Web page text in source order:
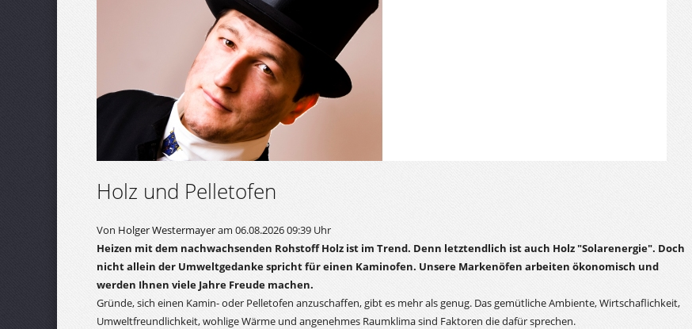
Holz und Pelletofen
Von Holger Westermayeram 06.08.2026 09:39 Uhr
Heizen mit dem nachwachsenden Rohstoff Holz ist im Trend. Denn letztendlich ist auch Holz "Solarenergie". Doch
nicht allein der Umweltgedanke spricht für einen Kaminofen. Unsere Markenöfen arbeiten ökonomisch und
werden Ihnen viele Jahre Freude machen.
Gründe, sich einen Kamin- oder Pelletofen anzuschaffen, gibt es mehr als genug. Das gemütliche Ambiente, Wirtschaflichkeit,
Umweltfreundlichkeit, wohlige Wärme und angenehmes Raumklima sind Faktoren die dafür sprechen.